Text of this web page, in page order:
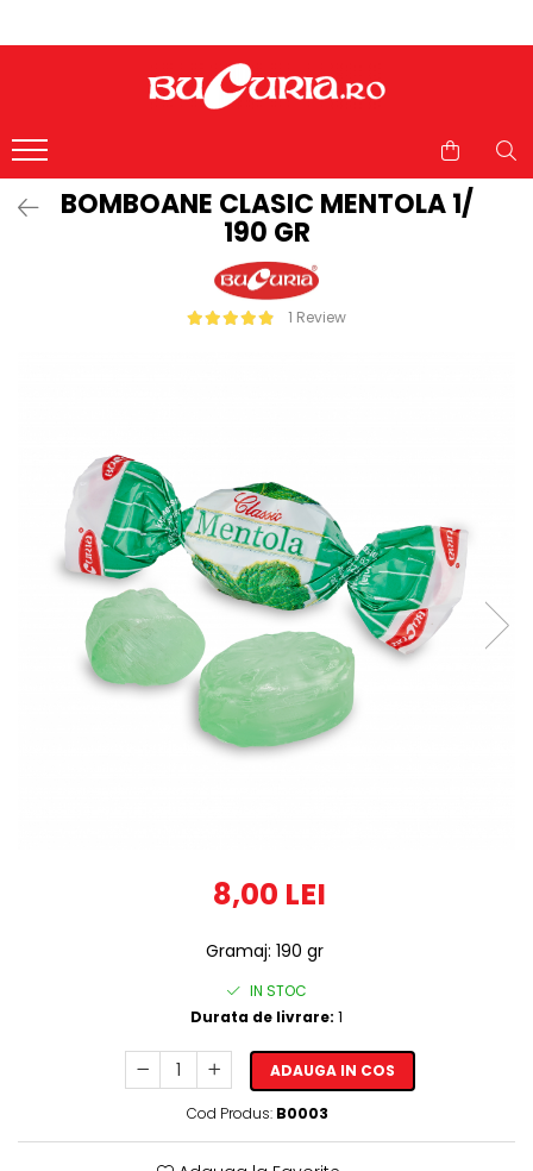
BOMBOANE CLASIC MENTOLA 1/
190 GR
1 Review
8,00 LEI
Gramaj: 190 gr
IN STOC
Durata de livrare: 1
ADAUGA IN COS
Cod Produs: B0003